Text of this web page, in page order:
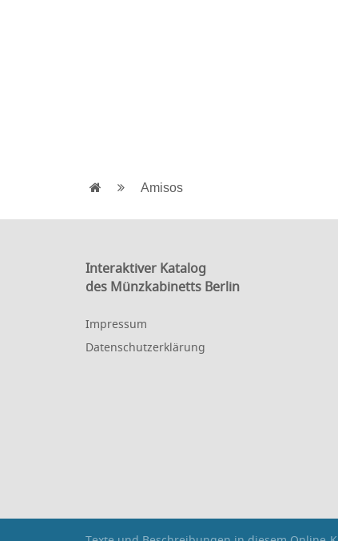
Amisos
Interaktiver Katalog
des Münzkabinetts Berlin
Impressum
Datenschutzerklärung